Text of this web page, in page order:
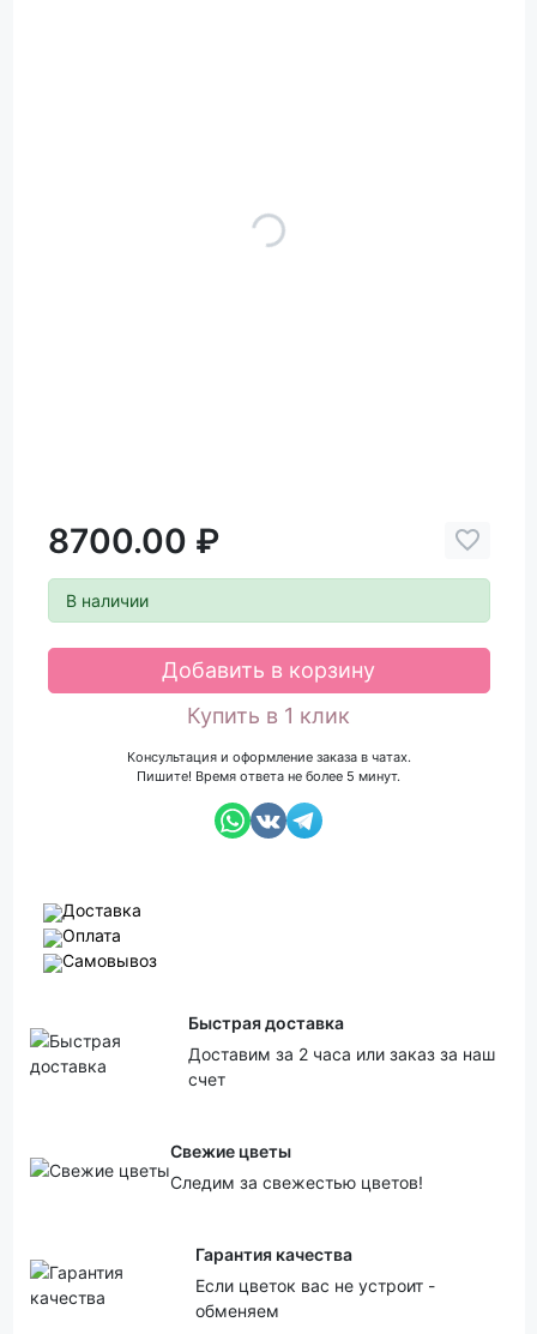
8700.00 ₽
В наличии
Добавить в корзину
Купить в 1 клик
Консультация и оформление заказа в чатах.
Пишите! Время ответа не более 5 минут.
Доставка
Оплата
Самовывоз
Быстрая доставка
Доставим за 2 часа или заказ за наш
счет
Свежие цветы
Следим за свежестью цветов!
Гарантия качества
Если цветок вас не устроит -
обменяем